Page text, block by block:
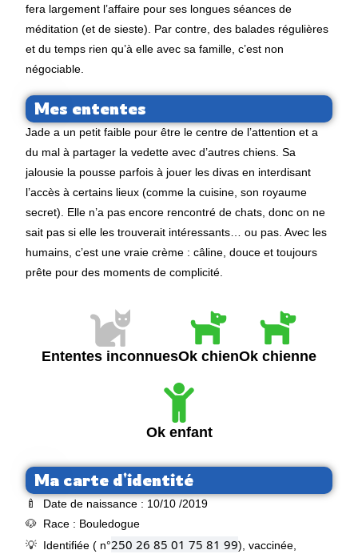
fera largement l’affaire pour ses longues séances de
méditation (et de sieste). Par contre, des balades régulières
et du temps rien qu’à elle avec sa famille, c’est non
négociable.
Mes ententes
Jade a un petit faible pour être le centre de l’attention et a
du mal à partager la vedette avec d’autres chiens. Sa
jalousie la pousse parfois à jouer les divas en interdisant
l’accès à certains lieux (comme la cuisine, son royaume
secret). Elle n’a pas encore rencontré de chats, donc on ne
sait pas si elle les trouverait intéressants… ou pas. Avec les
humains, c’est une vraie crème : câline, douce et toujours
prête pour des moments de complicité.
Ententes inconnuesOk chienOk chienne
Ok enfant
Ma carte d'identité
🍼 Date de naissance : 10/10 /2019
🐶 Race : Bouledogue
💡 Identifiée ( n°250 26 85 01 75 81 99), vaccinée,